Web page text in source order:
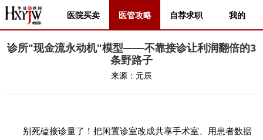
医院买卖 医管攻略 自荐求职 我的
诊所"现金流永动机"模型——不靠接诊让利润翻倍的3
条野路子
来源： 元辰
别死磕接诊量了！把闲置诊室改成共享手术室、用患者数据